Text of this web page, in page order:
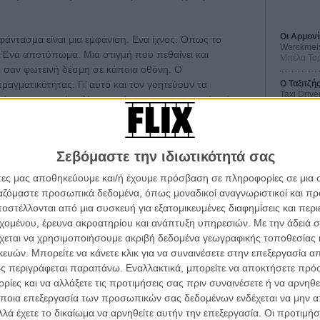
Σεβόμαστε την ιδιωτικότητά σας
μας αποθηκεύουμε και/ή έχουμε πρόσβαση σε πληροφορίες σε
προσωπικά δεδομένα, όπως μοναδικοί αναγνωριστικοί και
από μια συσκευή για εξατομικευμένες διαφημίσεις και
έρευνα ακροατηρίου και ανάπτυξη υπηρεσιών. Με την άδειά
να χρησιμοποιήσουμε ακριβή δεδομένα γεωγραφικής τοποθεσίας
Μπορείτε να κάνετε κλικ για να συναινέσετε στην επεξεργασία
περιγράφεται παραπάνω. Εναλλακτικά, μπορείτε να αποκτήσετε
και να αλλάξετε τις προτιμήσεις σας πριν συναινέσετε ή να
επεξεργασία των προσωπικών σας δεδομένων ενδέχεται να μην
έχετε το δικαίωμα να αρνηθείτε αυτήν την επεξεργασία. Οι
είναι μια εμφάνιση. Ενα ίχνος. Όπως το
αποτύπωμα. Μια στιγμή που πεθαίνει και
σαν φωτεινή δέσμη σε κάποια οθόνη. Ο
Γι’ αυτό και τον γοητεύουν τα
- αν και έχει λίγες ταινίες του φανταστικού - είναι
Οι
Μπέλα
O Ταξιτζής
Taxi
Οδύσσεια
The
Ψηλά
Tacones
Πέδρο